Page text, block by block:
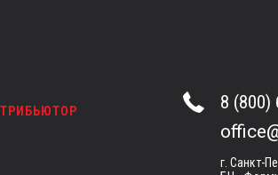
8 (800)
г. Санкт-